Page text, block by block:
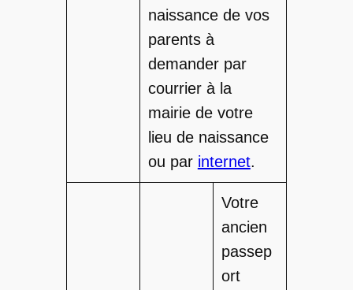
naissance de vos
parents à
demander par
courrier à la
mairie de votre
lieu de naissance
ou par internet.
Votre
ancien
passep
ort